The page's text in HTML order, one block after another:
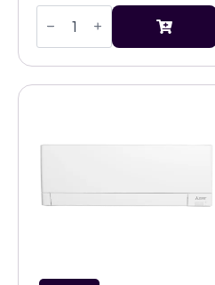
Mitsubishi
Electric
MSZ-
AY15VGK
1,5kW